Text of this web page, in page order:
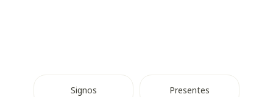
Signos Presentes